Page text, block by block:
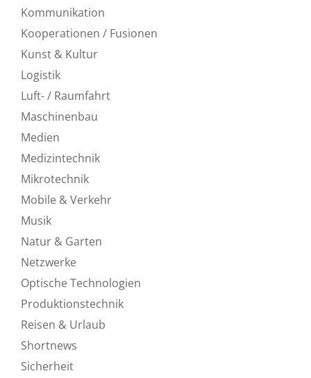
Kommunikation
Kooperationen / Fusionen
Kunst & Kultur
Logistik
Luft- / Raumfahrt
Maschinenbau
Medien
Medizintechnik
Mikrotechnik
Mobile & Verkehr
Musik
Natur & Garten
Netzwerke
Optische Technologien
Produktionstechnik
Reisen & Urlaub
Shortnews
Sicherheit